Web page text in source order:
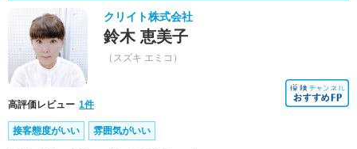
クリイト株式会社
鈴木 恵美子
（スズキ エミコ）
高評価レビュー 1件
接客態度がいい 雰囲気がいい